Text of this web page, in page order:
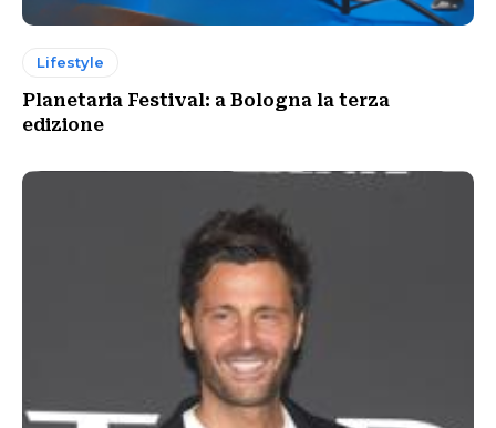
Lifestyle
Planetaria Festival: a Bologna la terza
edizione